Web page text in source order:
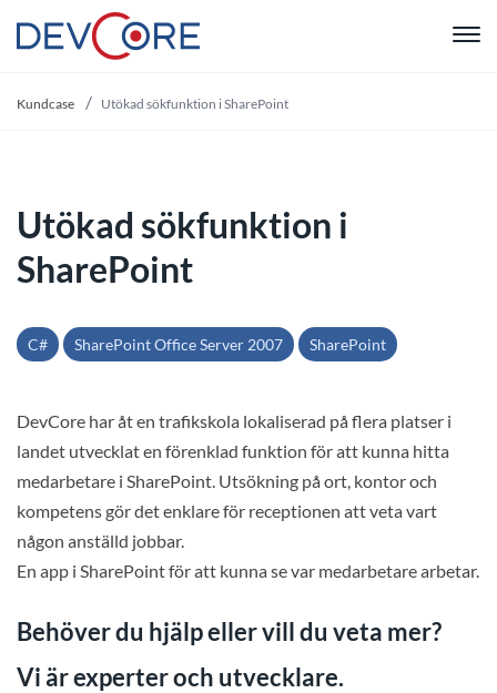
"Kundcase Utökad sökfunktion i SharePoint
Utökad sökfunktion i
SharePoint
C# SharePoint Office Server 2007 SharePoint
DevCore har åt en trafikskola lokaliserad på flera platser i
landet utvecklat en förenklad funktion för att kunna hitta
medarbetare i SharePoint. Utsökning på ort, kontor och
kompetens gör det enklare för receptionen att veta vart
någon anställd jobbar.
En app i SharePoint för att kunna se var medarbetare arbetar.
Behöver du hjälp eller vill du veta mer?
Vi är experter och utvecklare.